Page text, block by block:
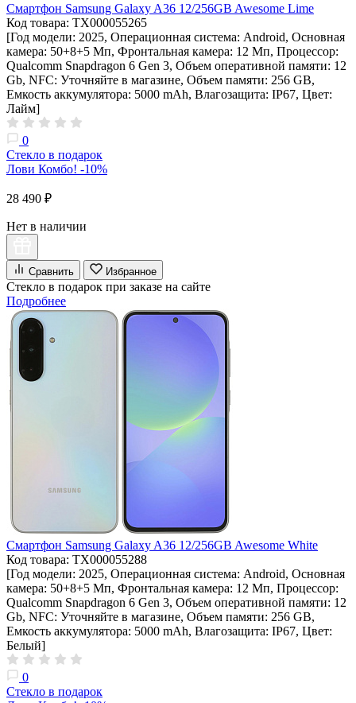
Смартфон Samsung Galaxy A36 12/256GB Awesome Lime
Код товара: ТХ000055265
[Год модели: 2025, Операционная система: Android, Основная
камера: 50+8+5 Мп, Фронтальная камера: 12 Мп, Процессор:
Qualcomm Snapdragon 6 Gen 3, Объем оперативной памяти: 12
Gb, NFC: Уточняйте в магазине, Объем памяти: 256 GB,
Емкость аккумулятора: 5000 mAh, Влагозащита: IP67, Цвет:
Лайм]
0
Стекло в подарок
Лови Комбо! -10%
28 490 ₽
Нет в наличии
Сравнить Избранное
Стекло в подарок при заказе на сайте
Подробнее
Смартфон Samsung Galaxy A36 12/256GB Awesome White
Код товара: ТХ000055288
[Год модели: 2025, Операционная система: Android, Основная
камера: 50+8+5 Мп, Фронтальная камера: 12 Мп, Процессор:
Qualcomm Snapdragon 6 Gen 3, Объем оперативной памяти: 12
Gb, NFC: Уточняйте в магазине, Объем памяти: 256 GB,
Емкость аккумулятора: 5000 mAh, Влагозащита: IP67, Цвет:
Белый]
0
Стекло в подарок